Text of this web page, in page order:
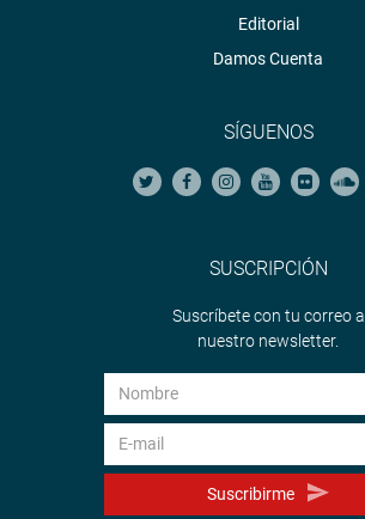
Editorial
Damos Cuenta
SÍGUENOS
SUSCRIPCIÓN
Suscríbete con tu correo a
nuestro newsletter.
Suscribirme